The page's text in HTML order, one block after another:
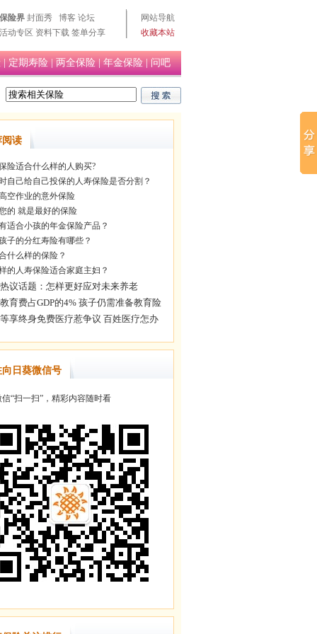
保险界 封面秀 博客 论坛
活动专区 资料下载 签单分享
网站导航
收藏本站
|定期寿险|两全保险|年金保险|问吧
阅读
险适合什么样的人购买?
自己给自己投保的人寿保险是否分割？
空作业的意外保险
的 就是最好的保险
适合小孩的年金保险产品？
子的分红寿险有哪些？
什么样的保险？
的人寿保险适合家庭主妇？
向日葵微信号
“扫一扫”，精彩内容随时看